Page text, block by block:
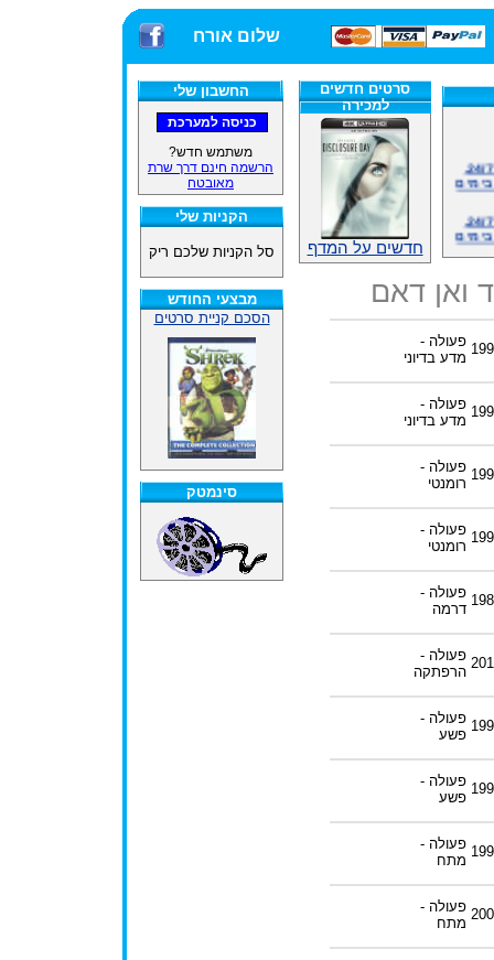
שלום אורח
החשבון שלי
משתמש חדש?
הרשמה חינם דרך שרת
מאובטח
הקניות שלי
סל הקניות שלכם ריק
מבצעי החודש
הסכם קניית סרטים
סינמטק
סרטים חדשים
למכירה
חדשים על המדף
ואן דאם
פעולה -
מדע בדיוני
פעולה -
מדע בדיוני
פעולה -
רומנטי
פעולה -
רומנטי
פעולה -
דרמה
פעולה -
הרפתקה
פעולה -
פשע
פעולה -
פשע
פעולה -
מתח
פעולה -
מתח